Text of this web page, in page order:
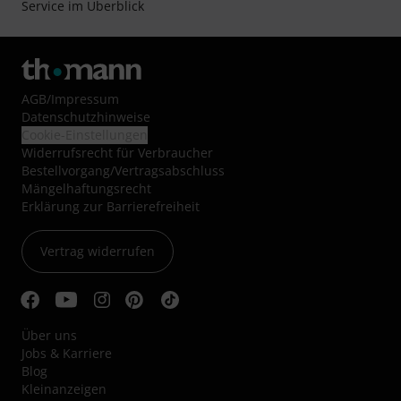
Service im Überblick
AGB/Impressum
Datenschutzhinweise
Widerrufsrecht für Verbraucher
Bestellvorgang/Vertragsabschluss
Mängelhaftungsrecht
Erklärung zur Barrierefreiheit
Vertrag widerrufen
Über uns
Jobs & Karriere
Blog
Kleinanzeigen